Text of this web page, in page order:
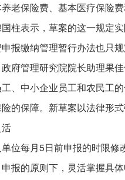
老保险费、基本医疗保险
柱表示，草案的这一规定
报缴纳管理暂行办法也只
府管理研究院院长助理果
、中小企业员工和农民工
的保障。新草案以法律形
位每月5日前申报的时限
报的原则下，灵活掌握具